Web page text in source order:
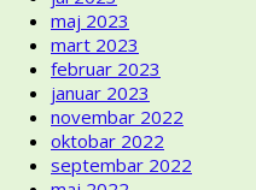
maj 2023
mart 2023
februar 2023
januar 2023
novembar 2022
oktobar 2022
septembar 2022